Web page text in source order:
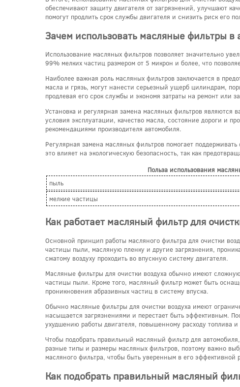
обеспечивают защиту двигателя от загрязнений, улучшают
помогут продлить срок службы двигателя и снизить риск его
Зачем использовать масляные фильтры в
Использование масляных фильтров позволяет значительно
99% мелких частиц размером от 5 микрон и более, что
Наиболее важная роль масляных фильтров заключается в
масла и грязь, могут нанести серьезный ущерб цилиндрам,
продлевая его срок службы и экономя затраты на ремонт или
Установка и регулярная замена масляных фильтров являются
условия эксплуатации, качество масла, состояние дороги и
рекомендациями производителя автомобиля.
Регулярная замена масляных фильтров помогает
это влияет на экологическую безопасность, так как
Польза использования
пыль
мелкие частицы
Как работает масляный фильтр для
Основной принцип работы масляного фильтра для очистки
частицы пыли, масляную пленку и другие загрязнения,
сжатому воздуху проходить во впускную систему двигателя.
Масляные фильтры для очистки воздуха обычно имеют
частицы пыли. Кроме того, масляный фильтр может быть
проникновения абразивных частиц в систему впуска.
Обычно масляные фильтры для очистки воздуха имеют
насыщается загрязнениями и перестает быть эффективным.
ухудшению работы двигателя, повышенному расходу топлива
Чтобы подобрать правильный масляный фильтр для
разные типы и размеры масляных фильтров, поэтому важно
масляного фильтра, чтобы быть уверенным в его эффективной
Как подобрать правильный масляный